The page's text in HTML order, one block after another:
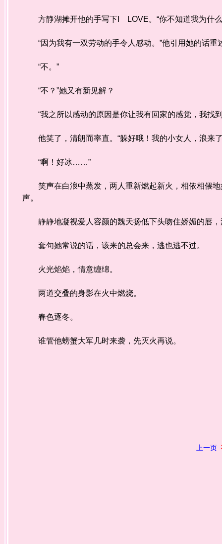
方静湖摊开他的手写下I LOVE。“你不知道我为什
“因为我有一双劳动的手令人感动。”他引用她的话
“不。”
“不？”她又有新见解？
“我之所以感动的原因是你让我有回家的感觉，我找
他笑了，清朗而率直。“躲好哦！我的小女人，浪来
“啊！好冰……”
笑声在白浪中蒸发，两人重新燃起新火，相依相偎地
声。
静静地凝视爱人容颜的魏天扬低下头吻住娇媚的唇
套句她常说的话，该来的总会来，逃也逃不过。
火光焰焰，情意缠绵。
两道交叠的身影在火中燃烧。
春色逐冬。
谁管他螃蟹大军几时来袭，先灭火再说。
上一页